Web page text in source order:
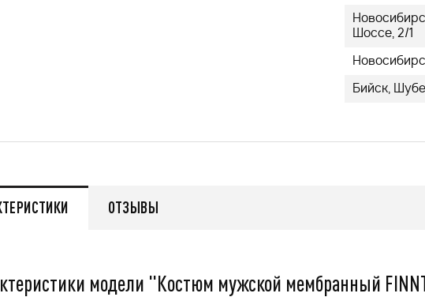
зимний FINNTRAIL
Снегоход БУРАН ЛИДЕР АДЕ
Подробнее
Шоссе, 2/1
Бийск,
ОТЗЫВЫ
модели "Костюм мужской мембранный